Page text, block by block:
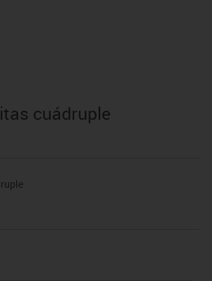
cuádruple